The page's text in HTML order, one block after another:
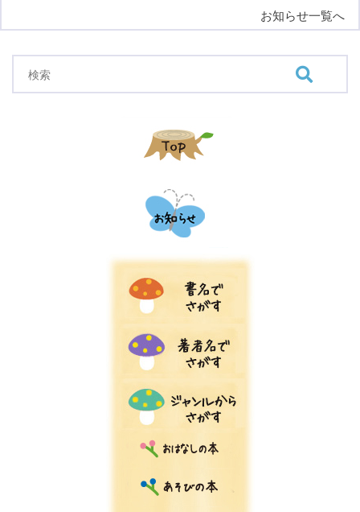
お知らせ一覧へ